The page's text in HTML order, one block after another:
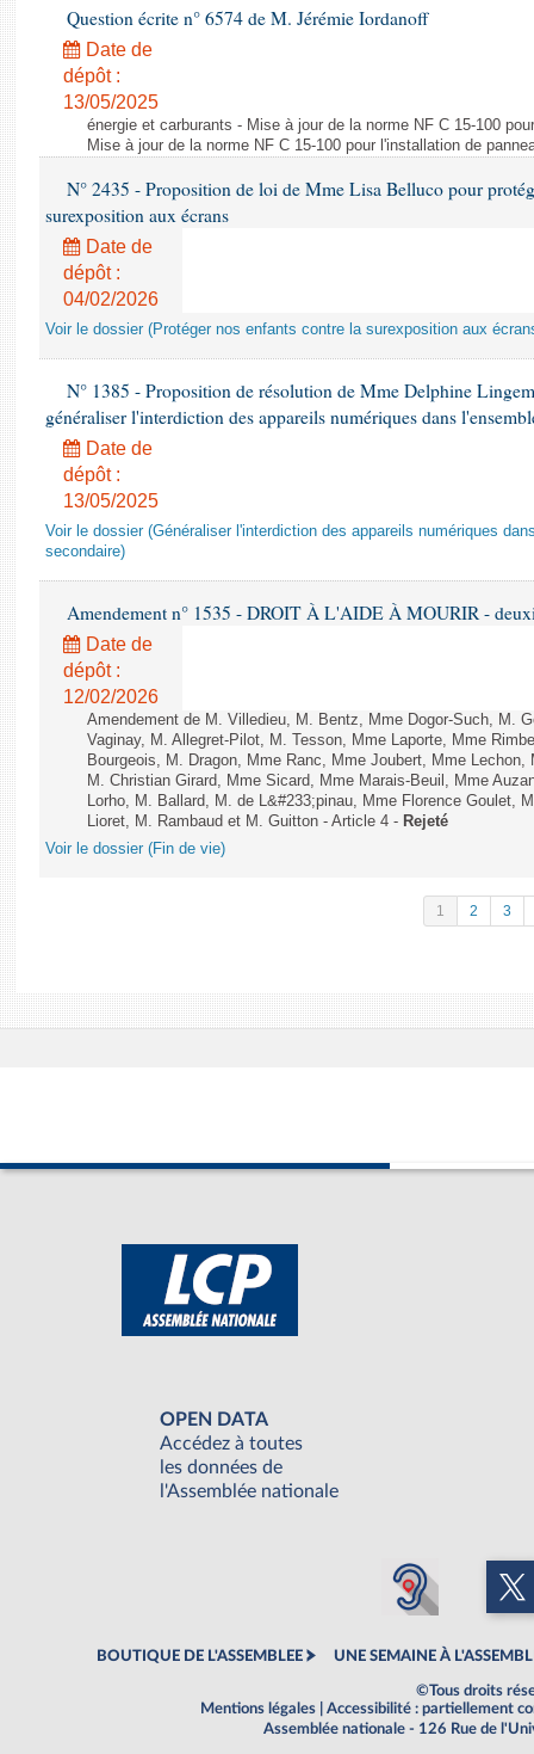
Question écrite n° 6574 de M. Jérémie Iordanoff
Date de
dépôt :
13/05/2025
énergie et carburants - Mise à jour de la norme NF C 15-100
Mise à jour de la norme NF C 15-100 pour l'installation de
N° 2435 - Proposition de loi de Mme Lisa Belluco pour
surexposition aux écrans
Date de
dépôt :
04/02/2026
Voir le dossier (Protéger nos enfants contre la surexposition aux
N° 1385 - Proposition de résolution de Mme Delphine
généraliser l'interdiction des appareils numériques dans
Date de
dépôt :
13/05/2025
Voir le dossier (Généraliser l'interdiction des appareils numériques
secondaire)
Amendement n° 1535 - DROIT À L'AIDE À MOURIR -
Date de
dépôt :
12/02/2026
Amendement de M. Villedieu, M. Bentz, Mme Dogor-Such, M.
Vaginay, M. Allegret-Pilot, M. Tesson, Mme Laporte, Mme
Bourgeois, M. Dragon, Mme Ranc, Mme Joubert, Mme
M. Christian Girard, Mme Sicard, Mme Marais-Beuil, Mme
Lorho, M. Ballard, M. de L&#233;pinau, Mme Florence Goulet,
Lioret, M. Rambaud et M. Guitton - Article 4 - Rejeté
Voir le dossier (Fin de vie)
1 2 3
OPEN DATA
Accédez à toutes
les données de
l'Assemblée nationale
BOUTIQUE DE L'ASSEMBLEE UNE SEMAINE À
©Tous droits
Mentions légales
Accessibilité : partiellement
Assemblée nationale - 126 Rue de